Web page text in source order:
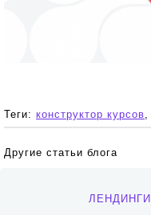
Теги: конструктор курсов
Другие статьи блога
ЛЕНДИНГИ